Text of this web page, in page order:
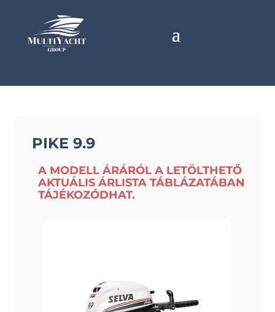
PIKE 9.9
A MODELL ÁRÁRÓL A LETÖLTHETŐ
AKTUÁLIS ÁRLISTA TÁBLÁZATÁBAN
TÁJÉKOZÓDHAT.